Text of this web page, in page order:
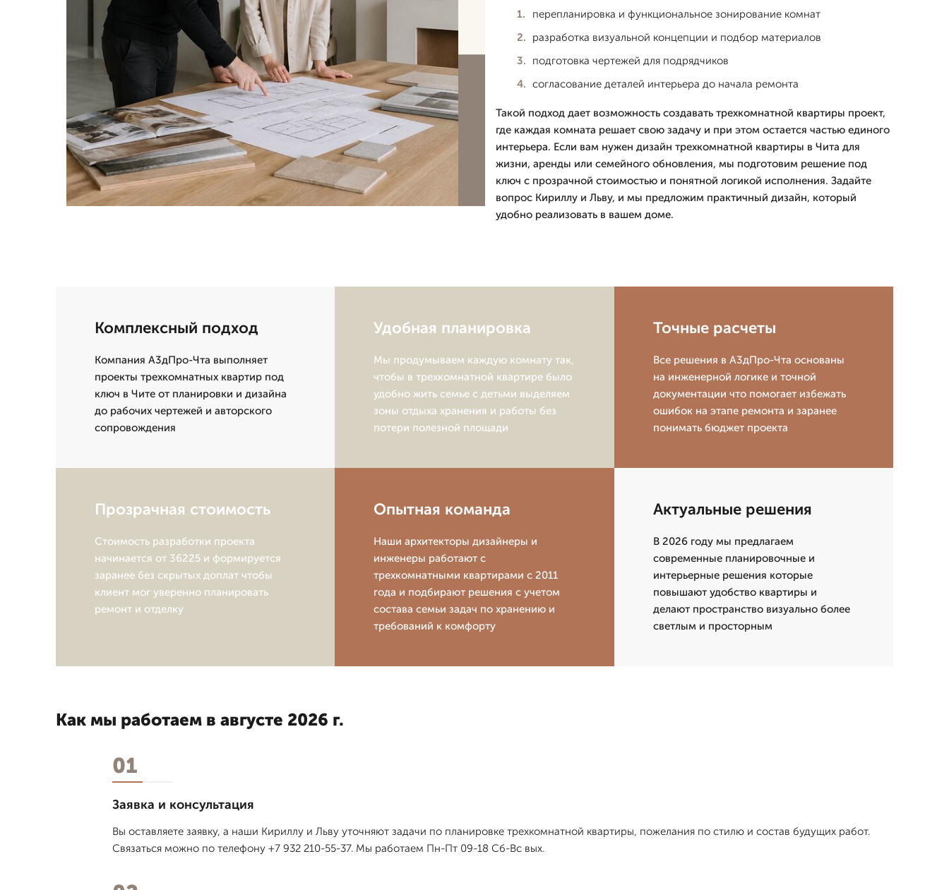
перепланировка и функциональное зонирование комнат
разработка визуальной концепции и подбор материалов
подготовка чертежей для подрядчиков
согласование деталей интерьера до начала ремонта
Такой подход дает возможность создавать трехкомнатной квартиры проект,
где каждая комната решает свою задачу и при этом остается частью единого
интерьера. Если вам нужен дизайн трехкомнатной квартиры в Чита для
жизни, аренды или семейного обновления, мы подготовим решение под
ключ с прозрачной стоимостью и понятной логикой исполнения. Задайте
вопрос Кириллу и Льву, и мы предложим практичный дизайн, который
удобно реализовать в вашем доме.
Комплексный подход
Компания А3дПро-Чта выполняет
проекты трехкомнатных квартир под
ключ в Чите от планировки и дизайна
до рабочих чертежей и авторского
сопровождения
Удобная планировка
Мы продумываем каждую комнату так,
чтобы в трехкомнатной квартире было
удобно жить семье с детьми выделяем
зоны отдыха хранения и работы без
потери полезной площади
Точные расчеты
Все решения в А3дПро-Чта основаны
на инженерной логике и точной
документации что помогает избежать
ошибок на этапе ремонта и заранее
понимать бюджет проекта
Прозрачная стоимость
Стоимость разработки проекта
начинается от 36225 и формируется
заранее без скрытых доплат чтобы
клиент мог уверенно планировать
ремонт и отделку
Опытная команда
Наши архитекторы дизайнеры и
инженеры работают с
трехкомнатными квартирами с 2011
года и подбирают решения с учетом
состава семьи задач по хранению и
требований к комфорту
Актуальные решения
В 2026 году мы предлагаем
современные планировочные и
интерьерные решения которые
повышают удобство квартиры и
делают пространство визуально более
светлым и просторным
Как мы работаем в августе 2026 г.
01
Заявка и консультация
Вы оставляете заявку, а наши Кириллу и Льву уточняют задачи по планировке трехкомнатной квартиры, пожелания по стилю и состав будущих работ.
Связаться можно по телефону +7 932 210-55-37. Мы работаем Пн-Пт 09-18 Сб-Вс вых.